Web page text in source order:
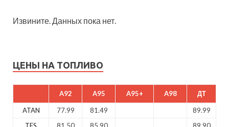
Извините. Данных пока нет.
ЦЕНЫ НА ТОПЛИВО
A92 A95 A95+ A98 ДТ
ATAN 77.99 81.49
89.99
TES
81.50 85.90
89.90